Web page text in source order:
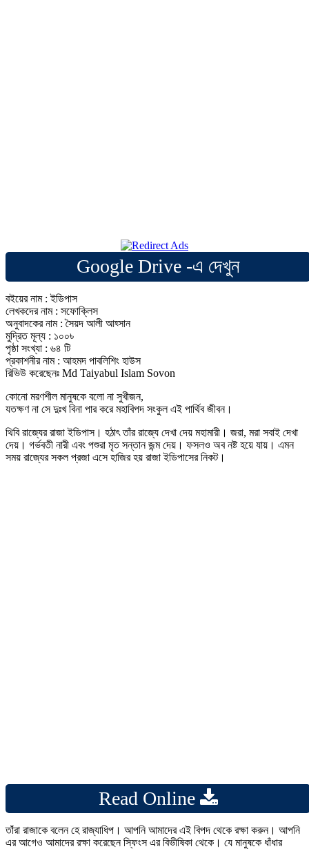
Google Drive -এ দেখুন
বইয়ের নাম : ইডিপাস
লেখকদের নাম : সফোক্লিস
অনুবাদকের নাম : সৈয়দ আলী আহ্সান
মুদ্রিত মূল্য : ১০০৳
পৃষ্ঠা সংখ্যা : ৬৪ টি
প্রকাশনীর নাম : আহমদ পাবলিশিং হাউস
রিভিউ করেছেনঃ Md Taiyabul Islam Sovon
কোনো মরণশীল মানুষকে বলো না সুখীজন,
যতক্ষণ না সে দুঃখ বিনা পার করে মহাবিপদ সংকুল এই পার্থিব জীবন।
থিবি রাজ্যের রাজা ইডিপাস। হঠাৎ তাঁর রাজ্যে দেখা দেয় মহামারী। জরা, মরা সবাই দেখা
দেয়। গর্ভবতী নারী এবং পশুরা মৃত সন্তান জন্ম দেয়। ফসলও অব নষ্ট হয়ে যায়। এমন
সময় রাজ্যের সকল প্রজা এসে হাজির হয় রাজা ইডিপাসের নিকট।
Read Online
তাঁরা রাজাকে বলেন হে রাজ্যাধিপ। আপনি আমাদের এই বিপদ থেকে রক্ষা করুন। আপনি
এর আগেও আমাদের রক্ষা করেছেন স্ফিংস এর বিভীষিকা থেকে। যে মানুষকে ধাঁধার